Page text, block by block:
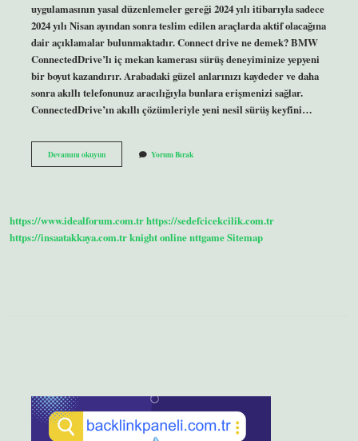
uygulamasının yasal düzenlemeler gereği 2024 yılı itibarıyla sadece
2024 yılı Nisan ayından sonra teslim edilen araçlarda aktif olacağına
dair açıklamalar bulunmaktadır. Connect drive ne demek? BMW
ConnectedDrive’lı iç mekan kamerası sürüş deneyiminize yepyeni
bir boyut kazandırır. Arabadaki güzel anlarınızı kaydeder ve daha
sonra akıllı telefonunuz aracılığıyla bunlara erişmenizi sağlar.
ConnectedDrive’ın akıllı çözümleriyle yeni nesil sürüş keyfini…
Devamını okuyunBmw
Connected
Yorum Bırak
https://www.idealforum.com.trhttps://sedefcicekcilik.com.tr
https://insaatakkaya.com.trknight onlinenttgameSitemap